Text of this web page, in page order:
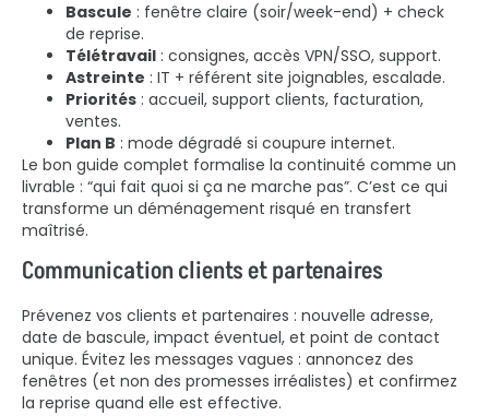
Bascule : fenêtre claire (soir/week-end) + check
de reprise.
Télétravail : consignes, accès VPN/SSO, support.
Astreinte : IT + référent site joignables, escalade.
Priorités : accueil, support clients, facturation,
ventes.
Plan B : mode dégradé si coupure internet.
Le bon guide complet formalise la continuité comme un
livrable : “qui fait quoi si ça ne marche pas”. C’est ce qui
transforme un déménagement risqué en transfert
maîtrisé.
Communication clients et partenaires
Prévenez vos clients et partenaires : nouvelle adresse,
date de bascule, impact éventuel, et point de contact
unique. Évitez les messages vagues : annoncez des
fenêtres (et non des promesses irréalistes) et confirmez
la reprise quand elle est effective.